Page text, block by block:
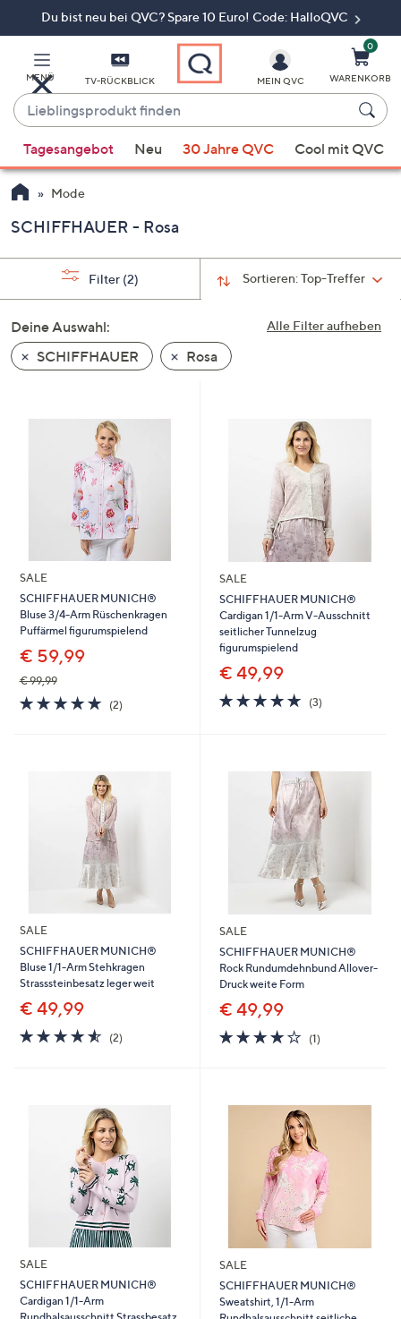
Du bist neu bei QVC? Spare 10 Euro! Code: HalloQVC
MENÜ TV-RÜCKBLICK
Lieblingsprodukt
finden
Vorschläge
verfügbar
sind,
verwenden
oben
und
nach
rechts,
um
diese
anzuzeigen.
MEIN QVC
0
WARENKORB
Tagesangebot Neu 30 Jahre QVC Cool mit QVC
Mode
SCHIFFHAUER - Rosa
Sortieren:Top-Treffer
Filter (2)
Alle Filter aufheben
Deine Auswahl:
SCHIFFHAUER
Rosa
SALE
SCHIFFHAUER MUNICH®
Bluse 3/4-Arm Rüschenkragen
Puffärmel figurumspielend
€ 59,99
€ 99,99
5.0
von
(2)2
SALE
SCHIFFHAUER MUNICH®
Cardigan 1/1-Arm V-Ausschnitt
seitlicher Tunnelzug
figurumspielend
€ 49,99
4.7
von
(3)3
SALE
SCHIFFHAUER MUNICH®
Bluse 1/1-Arm Stehkragen
Strasssteinbesatz leger weit
€ 49,99
4.5
von
(2)2
SALE
SCHIFFHAUER MUNICH®
Rock Rundumdehnbund Allover-
Druck weite Form
€ 49,99
4.0
von
(1)1
SALE
SCHIFFHAUER MUNICH®
Cardigan 1/1-Arm
SALE
SCHIFFHAUER MUNICH®
Sweatshirt, 1/1-Arm